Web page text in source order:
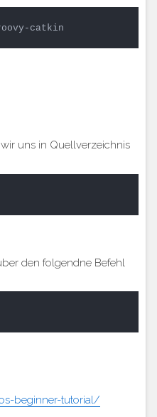
catkin
uns in Quellverzeichnis
den folgendne Befehl
beginner-tutorial/